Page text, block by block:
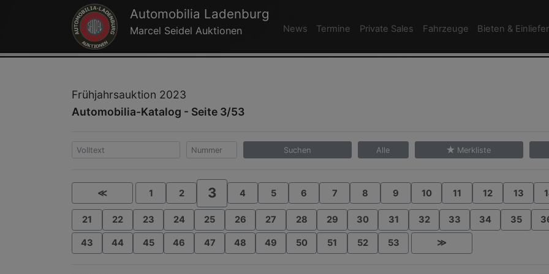
Automobilia Ladenburg
Marcel Seidel Auktionen News Termine Private Sales Fahrzeuge Bieten &
Frühjahrsauktion 2023
Automobilia-Katalog - Seite 3/53
Suchen Alle Merkliste
≪ 1 2 3 4 5 6 7 8 9 10 11 12 13
21 22 23 24 25 26 27 28 29 30 31 32 33 34 35
43 44 45 46 47 48 49 50 51 52 53 ≫